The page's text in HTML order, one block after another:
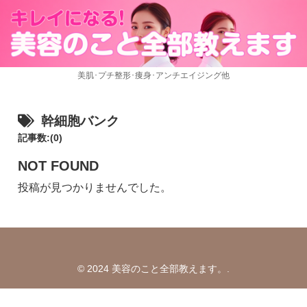
美肌･プチ整形･痩身･アンチエイジング他
幹細胞バンク
記事数:(0)
NOT FOUND
投稿が見つかりませんでした。
© 2024 美容のこと全部教えます。.